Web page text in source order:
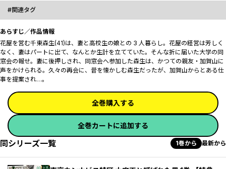
関連タグ
あらすじ／作品情報
花屋を営む千東森生(41)は、妻と高校生の娘との 3 人暮らし。花屋の経営は芳しく
なく、妻はパートに出て、なんとか生計を立てていた。そんな折に届いた大学の同
窓会の報せ。妻に後押しされ、同窓会へ参加した森生は、かつての親友・加賀山に
声をかけられる。久々の再会に、昔を懐かしむ森生だったが、加賀山からとある仕
事を提案され…。
全巻購入する
全巻カートに追加する
同シリーズ一覧 1巻から 最新から